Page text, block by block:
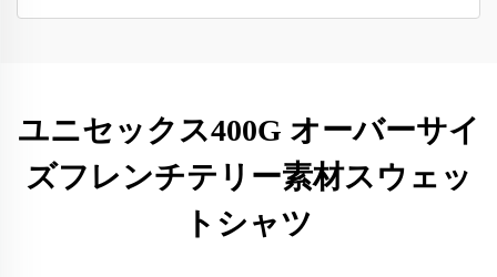
ユニセックス400G オーバーサイ
ズフレンチテリー素材スウェッ
トシャツ